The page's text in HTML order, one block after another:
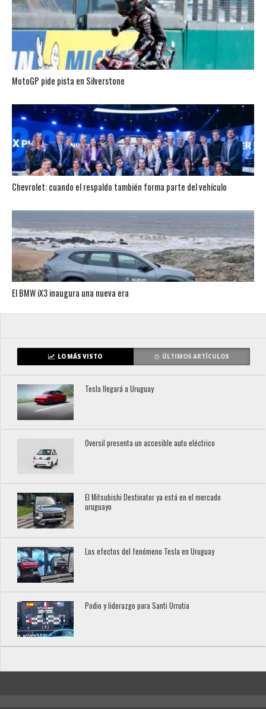
MotoGP pide pista en Silverstone
Chevrolet: cuando el respaldo también forma parte del vehículo
El BMW iX3 inaugura una nueva era
LO MÁS VISTO ÚLTIMOS ARTÍCULOS
Tesla llegará a Uruguay
Oversil presenta un accesible auto eléctrico
El Mitsubishi Destinator ya está en el mercado
uruguayo
Los efectos del fenómeno Tesla en Uruguay
Podio y liderazgo para Santi Urrutia